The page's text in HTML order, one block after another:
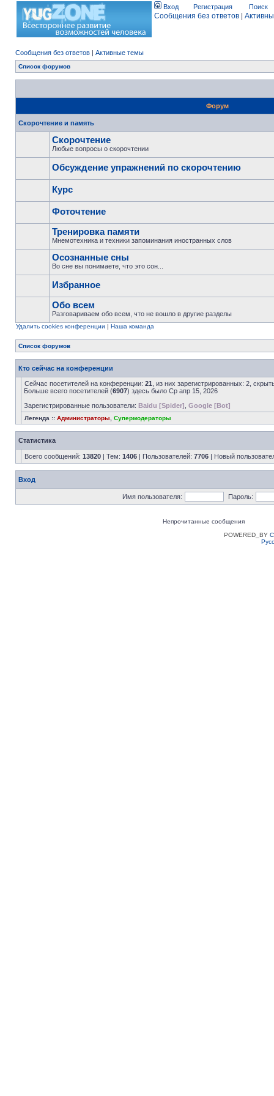
Вход Регистрация Поиск
Сообщения без ответов
Сообщения без ответов | Активные темы
Список форумов
Форум
Скорочтение и память
Скорочтение
Любые вопросы о скорочтении
Обсуждение упражнений по скорочтению
Курс
Фоточтение
Тренировка памяти
Мнемотехника и техники запоминания иностранных слов
Осознанные сны
Во сне вы понимаете, что это сон...
Избранное
Обо всем
Разговариваем обо всем, что не вошло в другие разделы
Удалить cookies конференции | Наша команда
Список форумов
Кто сейчас на конференции
Сейчас посетителей на конференции: 21 , из них зарегистрированных: 2,
Больше всего посетителей (6907) здесь было Ср апр 15, 2026
Зарегистрированные пользователи: Baidu [Spider] Google [Bot]
Легенда :: Администраторы Супермодераторы
Статистика
Всего сообщений: 13820 | Тем: 1406 | Пользователей: 7706 | Новый
Вход
Имя пользователя: Пароль:
Непрочитанные сообщения
POWERED_BY